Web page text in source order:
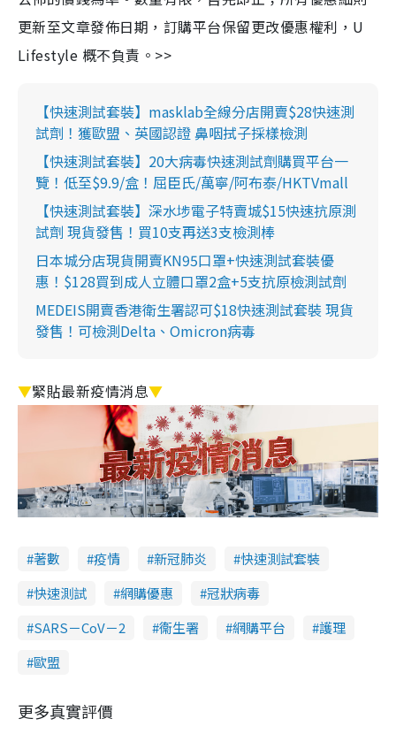
更新至文章發佈日期，訂購平台保留更改優惠權利，U
Lifestyle 概不負責。>>
【快速測試套裝】masklab全線分店開賣$28快速測
試劑！獲歐盟、英國認證 鼻咽拭子採樣檢測
【快速測試套裝】20大病毒快速測試劑購買平台一
覽！低至$9.9/盒！屈臣氏/萬寧/阿布泰/HKTVmall
【快速測試套裝】深水埗電子特賣城$15快速抗原測
試劑 現貨發售！買10支再送3支檢測棒
日本城分店現貨開賣KN95口罩+快速測試套裝優
惠！$128買到成人立體口罩2盒+5支抗原檢測試劑
MEDEIS開賣香港衛生署認可$18快速測試套裝 現貨
發售！可檢測Delta、Omicron病毒
▼緊貼最新疫情消息▼
著數 疫情 新冠肺炎
快速測試套裝
快速測試
網購優惠
冠狀病毒
SARS－CoV－2
衞生署 網購平台
護理
歐盟
更多真實評價